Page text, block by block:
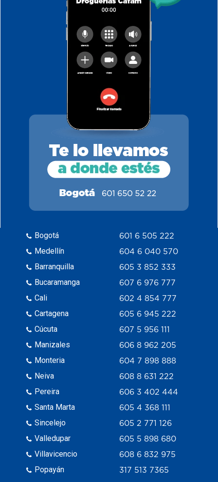
Bogotá
Medellín
Barranquilla
Bucaramanga
Cali
Cartagena
Cúcuta
Manizales
Monteria
Neiva
Pereira
Santa Marta
Sincelejo
Valledupar
Villavicencio
Popayán
601 6 505 222
604 6 040 570
605 3 852 333
607 6 976 777
602 4 854 777
605 6 945 222
607 5 956 111
606 8 962 205
604 7 898 888
608 8 631 222
606 3 402 444
605 4 368 111
605 2 771 126
605 5 898 680
608 6 832 975
317 513 7365